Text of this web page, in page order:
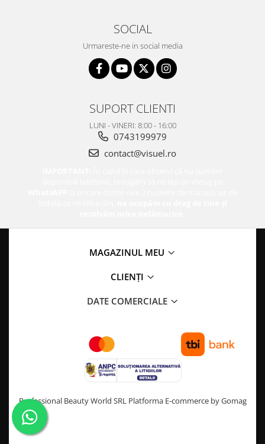
SOCIAL
Urmareste-ne in social media
SUPORT CLIENTI
LUNI - VINERI: 8:00 - 16:00
0743199979
contact@visuel.ro
MAGAZINUL MEU
CLIENȚI
DATE COMERCIALE
Professional Beauty World SRL Platforma E-commerce by Gomag